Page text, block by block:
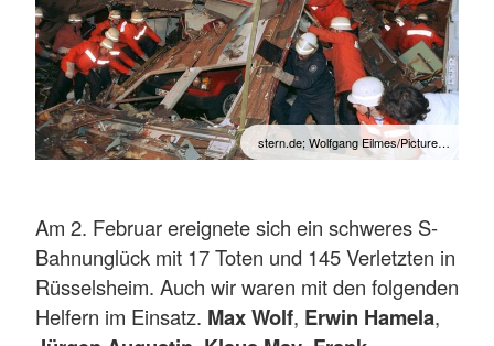
stern.de; Wolfgang Eilmes/Picture…
Am 2. Februar ereignete sich ein schweres S-
Bahnunglück mit 17 Toten und 145 Verletzten in
Rüsselsheim. Auch wir waren mit den folgenden
Helfern im Einsatz. Max Wolf, Erwin Hamela,